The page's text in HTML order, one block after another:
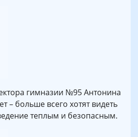
гимназии №95 Антонина
– больше всего хотят видеть
теплым и безопасным.